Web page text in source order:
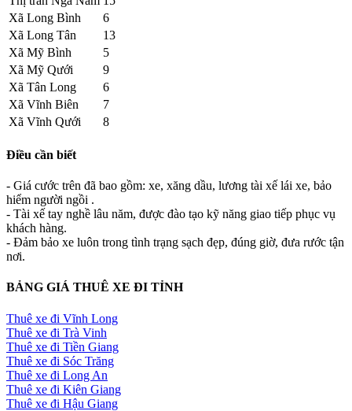
Xã Long Bình
6
Xã Long Tân
13
Xã Mỹ Bình
5
Xã Mỹ Qưới
9
Xã Tân Long
6
Xã Vĩnh Biên
7
Xã Vĩnh Qưới
8
Điều cần biết
- Giá cước trên đã bao gồm: xe, xăng dầu, lương tài xế lái xe, bảo
hiểm người ngồi .
- Tài xế tay nghề lâu năm, được đào tạo kỹ năng giao tiếp phục vụ
khách hàng.
- Đảm bảo xe luôn trong tình trạng sạch đẹp, đúng giờ, đưa rước tận
nơi.
BẢNG GIÁ THUÊ XE ĐI TỈNH
Thuê xe đi Vĩnh Long
Thuê xe đi Trà Vinh
Thuê xe đi Tiền Giang
Thuê xe đi Sóc Trăng
Thuê xe đi Long An
Thuê xe đi Kiên Giang
Thuê xe đi Hậu Giang